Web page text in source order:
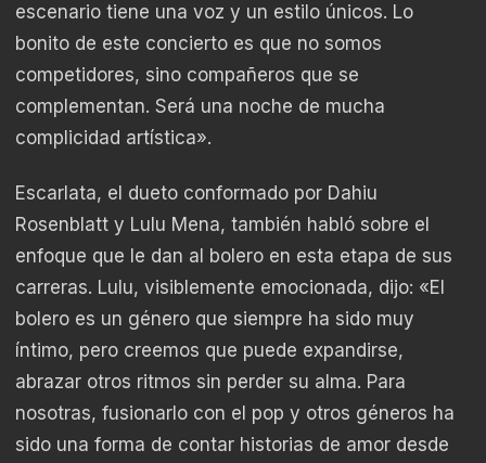
escenario tiene una voz y un estilo únicos. Lo
bonito de este concierto es que no somos
competidores, sino compañeros que se
complementan. Será una noche de mucha
complicidad artística».
Escarlata, el dueto conformado por Dahiu
Rosenblatt y Lulu Mena, también habló sobre el
enfoque que le dan al bolero en esta etapa de sus
carreras. Lulu, visiblemente emocionada, dijo: «El
bolero es un género que siempre ha sido muy
íntimo, pero creemos que puede expandirse,
abrazar otros ritmos sin perder su alma. Para
nosotras, fusionarlo con el pop y otros géneros ha
sido una forma de contar historias de amor desde